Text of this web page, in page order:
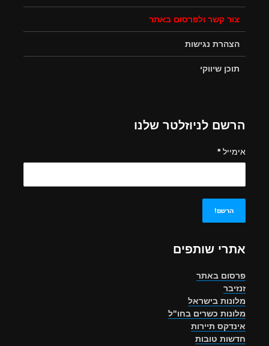
צור קשר ולפרסום באתר
הצהרת נגישות
תוכן שיווקי
הרשם לניוזלטר שלנו
אימייל*
אתרי שותפים
פרסום באתר
זנזיבר
מלונות בישראל
מלונות כשרים בחו"ל
אינדקס תיירות
חדשות טובות